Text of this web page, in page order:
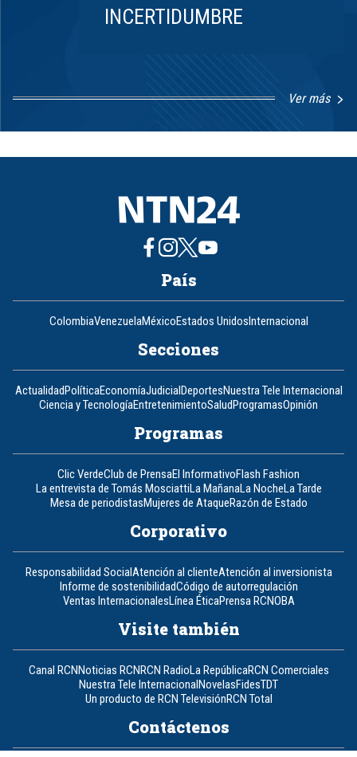
INCERTIDUMBRE
Ver más
8
País
ColombiaVenezuelaMéxicoEstados UnidosInternacional
Secciones
ActualidadPolíticaEconomíaJudicialDeportesNuestra Tele Internacional
Ciencia y TecnologíaEntretenimientoSaludProgramasOpinión
Programas
Clic VerdeClub de PrensaEl InformativoFlash Fashion
La entrevista de Tomás MosciattiLa MañanaLa NocheLa Tarde
Mesa de periodistasMujeres de AtaqueRazón de Estado
Corporativo
Responsabilidad SocialAtención al clienteAtención al inversionista
Informe de sostenibilidadCódigo de autorregulación
Ventas InternacionalesLínea ÉticaPrensa RCNOBA
Visite también
Canal RCNNoticias RCNRCN RadioLa RepúblicaRCN Comerciales
Nuestra Tele InternacionalNovelasFidesTDT
Un producto de RCN TelevisiónRCN Total
Contáctenos